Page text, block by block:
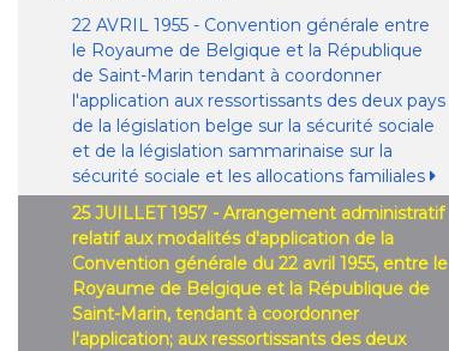
22 AVRIL 1955 - Convention générale entre
le Royaume de Belgique et la République
de Saint-Marin tendant à coordonner
l'application aux ressortissants des deux pays
de la législation belge sur la sécurité sociale
et de la législation sammarinaise sur la
sécurité sociale et les allocations familiales
25 JUILLET 1957 - Arrangement administratif
relatif aux modalités d'application de la
Convention générale du 22 avril 1955, entre le
Royaume de Belgique et la République de
Saint-Marin, tendant à coordonner
l'application; aux ressortissants des deux